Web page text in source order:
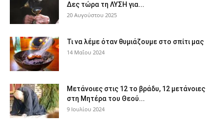
Δες τώρα τη ΛΥΣΗ για...
20 Αυγούστου 2025
Τι να λέμε όταν θυμιάζουμε στο σπίτι μας
14 Μαΐου 2024
Μετάνοιες στις 12 το βράδυ, 12 μετάνοιες
στη Μητέρα του Θεού...
9 Ιουλίου 2024